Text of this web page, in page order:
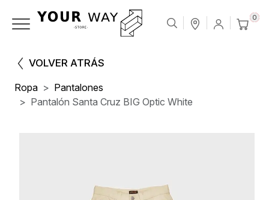
0
VOLVER ATRÁS
Ropa
Pantalones
Pantalón Santa Cruz BIG Optic White